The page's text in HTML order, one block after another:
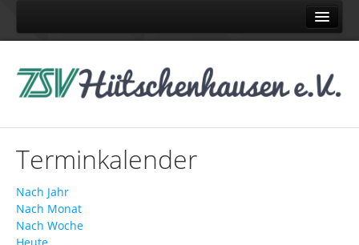
Home
Abteilungen
Judo
Karate
Pétanque
Tennis
Turnen
Terminkalender
Nach Jahr
Nach Monat
Nach Woche